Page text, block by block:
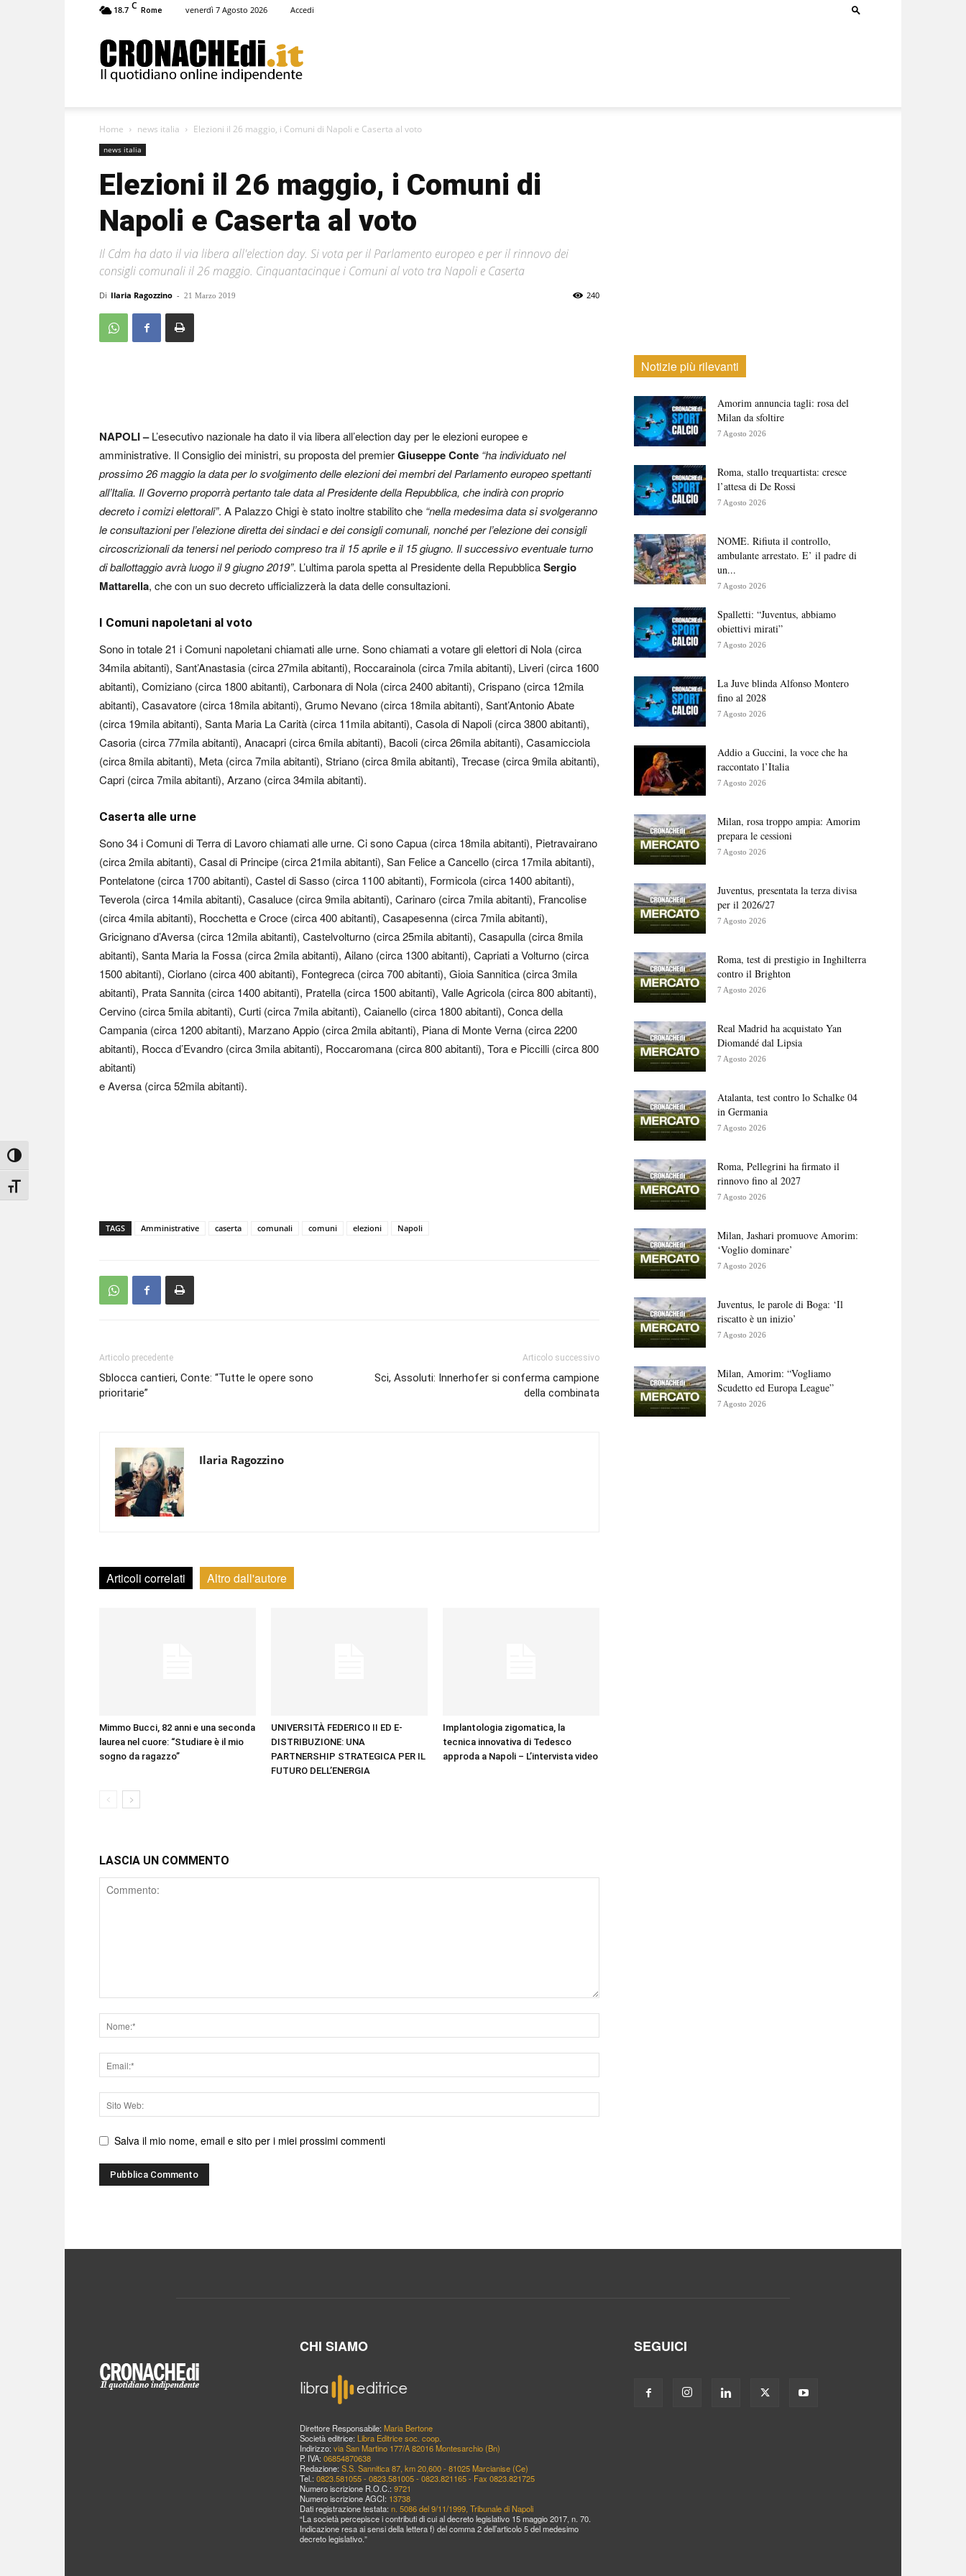
Attiva/disattiva alto contrasto
Attiva/disattiva dimensione testo
18.7 C Rome venerdì 7 Agosto 2026 Accedi
Home news italia Elezioni il 26 maggio, i Comuni di Napoli e Caserta al voto
news italia
Elezioni il 26 maggio, i Comuni di
Napoli e Caserta al voto
Il Cdm ha dato il via libera all'election day. Si vota per il Parlamento europeo e per il rinnovo dei
consigli comunali il 26 maggio. Cinquantacinque i Comuni al voto tra Napoli e Caserta
Di Ilaria Ragozzino - 21 Marzo 2019 240
NAPOLI –L’esecutivo nazionale ha dato il via libera all’election day per le elezioni europee e
amministrative. Il Consiglio dei ministri, su proposta del premierGiuseppe Conte “ha individuato nel
prossimo 26 maggio la data per lo svolgimento delle elezioni dei membri del Parlamento europeo spettanti
all’Italia. Il Governo proporrà pertanto tale data al Presidente della Repubblica, che indirà con proprio
decreto i comizi elettorali”. A Palazzo Chigi è stato inoltre stabilito che “nella medesima data si svolgeranno
le consultazioni per l’elezione diretta dei sindaci e dei consigli comunali, nonché per l’elezione dei consigli
circoscrizionali da tenersi nel periodo compreso tra il 15 aprile e il 15 giugno. Il successivo eventuale turno
di ballottaggio avrà luogo il 9 giugno 2019”. L’ultima parola spetta al Presidente della RepubblicaSergio
Mattarella, che con un suo decreto ufficializzerà la data delle consultazioni.
I Comuni napoletani al voto
Sono in totale 21 i Comuni napoletani chiamati alle urne. Sono chiamati a votare gli elettori di Nola (circa
34mila abitanti), Sant’Anastasia (circa 27mila abitanti), Roccarainola (circa 7mila abitanti), Liveri (circa 1600
abitanti), Comiziano (circa 1800 abitanti), Carbonara di Nola (circa 2400 abitanti), Crispano (circa 12mila
abitanti), Casavatore (circa 18mila abitanti), Grumo Nevano (circa 18mila abitanti), Sant’Antonio Abate
(circa 19mila abitanti), Santa Maria La Carità (circa 11mila abitanti), Casola di Napoli (circa 3800 abitanti),
Casoria (circa 77mila abitanti), Anacapri (circa 6mila abitanti), Bacoli (circa 26mila abitanti), Casamicciola
(circa 8mila abitanti), Meta (circa 7mila abitanti), Striano (circa 8mila abitanti), Trecase (circa 9mila abitanti),
Capri (circa 7mila abitanti), Arzano (circa 34mila abitanti).
Caserta alle urne
Sono 34 i Comuni di Terra di Lavoro chiamati alle urne. Ci sono Capua (circa 18mila abitanti), Pietravairano
(circa 2mila abitanti), Casal di Principe (circa 21mila abitanti), San Felice a Cancello (circa 17mila abitanti),
Pontelatone (circa 1700 abitanti), Castel di Sasso (circa 1100 abitanti), Formicola (circa 1400 abitanti),
Teverola (circa 14mila abitanti), Casaluce (circa 9mila abitanti), Carinaro (circa 7mila abitanti), Francolise
(circa 4mila abitanti), Rocchetta e Croce (circa 400 abitanti), Casapesenna (circa 7mila abitanti),
Gricignano d’Aversa (circa 12mila abitanti), Castelvolturno (circa 25mila abitanti), Casapulla (circa 8mila
abitanti), Santa Maria la Fossa (circa 2mila abitanti), Ailano (circa 1300 abitanti), Capriati a Volturno (circa
1500 abitanti), Ciorlano (circa 400 abitanti), Fontegreca (circa 700 abitanti), Gioia Sannitica (circa 3mila
abitanti), Prata Sannita (circa 1400 abitanti), Pratella (circa 1500 abitanti), Valle Agricola (circa 800 abitanti),
Cervino (circa 5mila abitanti), Curti (circa 7mila abitanti), Caianello (circa 1800 abitanti), Conca della
Campania (circa 1200 abitanti), Marzano Appio (circa 2mila abitanti), Piana di Monte Verna (circa 2200
abitanti), Rocca d’Evandro (circa 3mila abitanti), Roccaromana (circa 800 abitanti), Tora e Piccilli (circa 800
abitanti)
e Aversa (circa 52mila abitanti).
TAGS Amministrative caserta comunali comuni elezioni Napoli
Articolo precedente
Sblocca cantieri, Conte: “Tutte le opere sono
prioritarie”
Articolo successivo
Sci, Assoluti: Innerhofer si conferma campione
della combinata
Ilaria Ragozzino
Articoli correlati Altro dall'autore
Mimmo Bucci, 82 anni e una seconda
laurea nel cuore: “Studiare è il mio
sogno da ragazzo”
UNIVERSITÀ FEDERICO II ED E-
DISTRIBUZIONE: UNA
PARTNERSHIP STRATEGICA PER IL
FUTURO DELL’ENERGIA
Implantologia zigomatica, la
tecnica innovativa di Tedesco
approda a Napoli – L’intervista video
LASCIA UN COMMENTO
Comment
Nome
Email
Sito
web
Salva il mio nome, email e sito per i miei prossimi commenti
Notizie più rilevanti
Amorim annuncia tagli: rosa del
Milan da sfoltire
7 Agosto 2026
Roma, stallo trequartista: cresce
l’attesa di De Rossi
7 Agosto 2026
NOME. Rifiuta il controllo,
ambulante arrestato. E’ il padre di
un...
7 Agosto 2026
Spalletti: “Juventus, abbiamo
obiettivi mirati”
7 Agosto 2026
La Juve blinda Alfonso Montero
fino al 2028
7 Agosto 2026
Addio a Guccini, la voce che ha
raccontato l’Italia
7 Agosto 2026
Milan, rosa troppo ampia: Amorim
prepara le cessioni
7 Agosto 2026
Juventus, presentata la terza divisa
per il 2026/27
7 Agosto 2026
Roma, test di prestigio in Inghilterra
contro il Brighton
7 Agosto 2026
Real Madrid ha acquistato Yan
Diomandé dal Lipsia
7 Agosto 2026
Atalanta, test contro lo Schalke 04
in Germania
7 Agosto 2026
Roma, Pellegrini ha firmato il
rinnovo fino al 2027
7 Agosto 2026
Milan, Jashari promuove Amorim:
‘Voglio dominare’
7 Agosto 2026
Juventus, le parole di Boga: ‘Il
riscatto è un inizio’
7 Agosto 2026
Milan, Amorim: “Vogliamo
Scudetto ed Europa League”
7 Agosto 2026
CHI SIAMO
Direttore Responsabile: Maria Bertone
Società editrice: Libra Editrice soc. coop.
Indirizzo: via San Martino 177/A 82016 Montesarchio (Bn)
P. IVA: 06854870638
Redazione: S.S. Sannitica 87, km 20,600 - 81025 Marcianise (Ce)
Tel.: 0823.581055 - 0823.581005 - 0823.821165 - Fax 0823.821725
Numero iscrizione R.O.C.: 9721
Numero iscrizione AGCI: 13738
Dati registrazione testata: n. 5086 del 9/11/1999, Tribunale di Napoli
“La società percepisce i contributi di cui al decreto legislativo 15 maggio 2017, n. 70.
Indicazione resa ai sensi della lettera f) del comma 2 dell’articolo 5 del medesimo
decreto legislativo.”
SEGUICI